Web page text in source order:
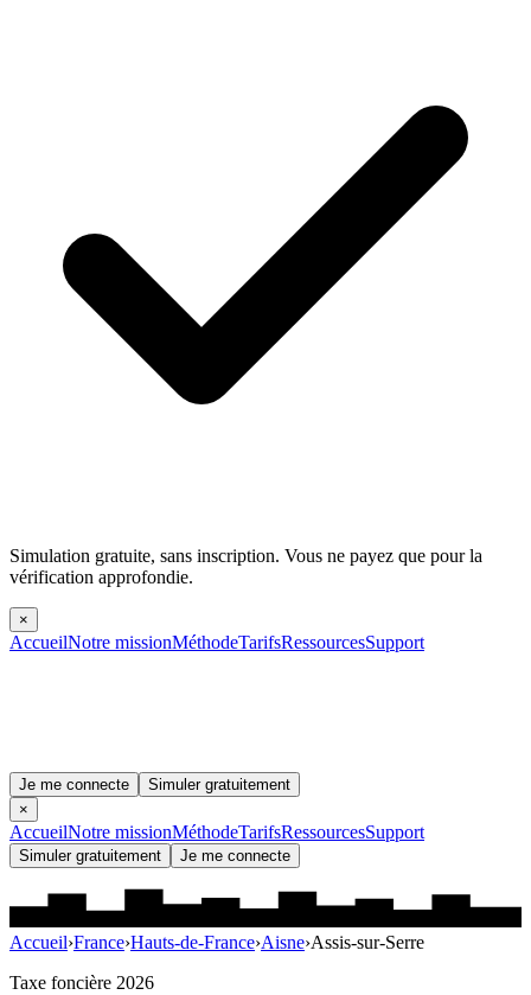
Simulation gratuite, sans inscription. Vous ne payez que pour la
vérification approfondie.
×
AccueilNotre missionMéthodeTarifsRessourcesSupport
Je me connecte
Simuler gratuitement
×
AccueilNotre missionMéthodeTarifsRessourcesSupport
Simuler gratuitement Je me connecte
Accueil›France›Hauts-de-France›Aisne›Assis-sur-Serre
Taxe foncière 2026